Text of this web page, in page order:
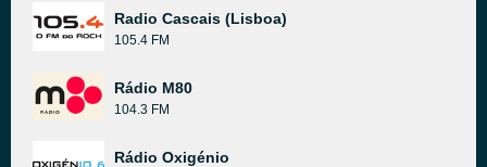
Radio Cascais (Lisboa)
105.4 FM
Rádio M80
104.3 FM
Rádio Oxigénio